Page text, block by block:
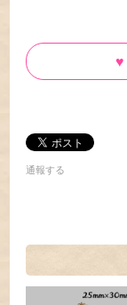
♥
通報する